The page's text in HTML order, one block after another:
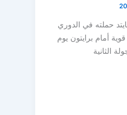
حملته في الدوري
أمام برايتون يوم
الثانية